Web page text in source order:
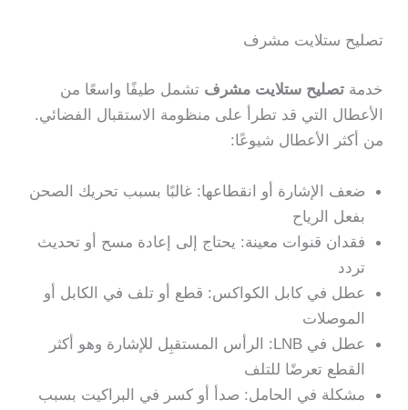
تصليح ستلايت مشرف
خدمة تصليح ستلايت مشرف تشمل طيفًا واسعًا من
الأعطال التي قد تطرأ على منظومة الاستقبال الفضائي.
من أكثر الأعطال شيوعًا:
ضعف الإشارة أو انقطاعها: غالبًا بسبب تحريك الصحن
بفعل الرياح
فقدان قنوات معينة: يحتاج إلى إعادة مسح أو تحديث
تردد
عطل في كابل الكواكس: قطع أو تلف في الكابل أو
الموصلات
عطل في LNB: الرأس المستقبِل للإشارة وهو أكثر
القطع تعرضًا للتلف
مشكلة في الحامل: صدأ أو كسر في البراكيت بسبب